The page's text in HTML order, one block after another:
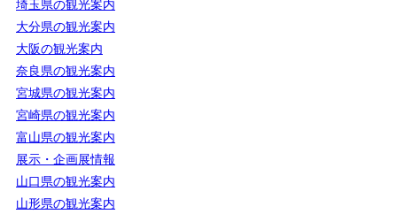
埼玉県の観光案内
大分県の観光案内
大阪の観光案内
奈良県の観光案内
宮城県の観光案内
宮崎県の観光案内
富山県の観光案内
展示・企画展情報
山口県の観光案内
山形県の観光案内